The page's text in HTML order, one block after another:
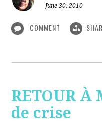
June 30, 2010
COMMENT
RETOUR
de crise